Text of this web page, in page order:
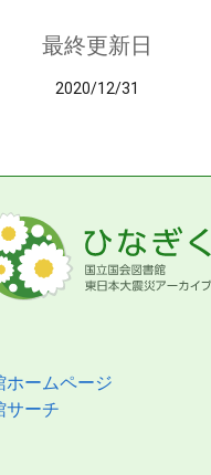
最終更新日
2020/12/31
ホームページ
サーチ